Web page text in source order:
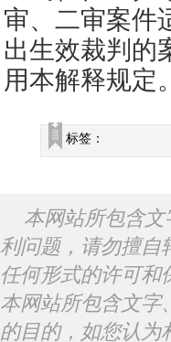
审、二审案件
出生效裁判的
用本解释规定
标签：
本网站所包含
利问题，请勿擅自
任何形式的许可和
本网站所包含文字
的目的，如您认为